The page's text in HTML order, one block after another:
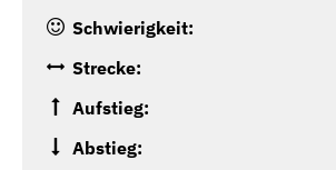
Schwierigkeit:
Strecke:
Aufstieg:
Abstieg: